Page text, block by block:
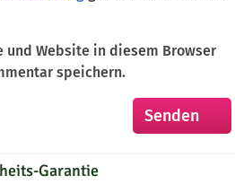
und Website in diesem Browser
speichern.
Garantie